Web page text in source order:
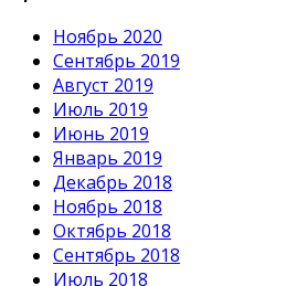
Ноябрь 2020
Сентябрь 2019
Август 2019
Июль 2019
Июнь 2019
Январь 2019
Декабрь 2018
Ноябрь 2018
Октябрь 2018
Сентябрь 2018
Июль 2018